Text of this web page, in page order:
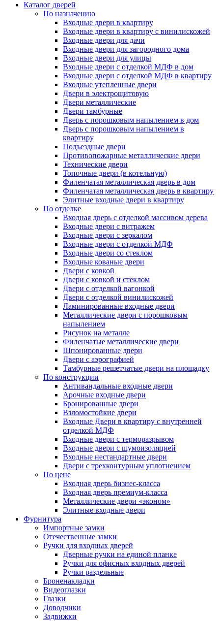
Каталог дверей
По назначению
Входные двери в квартиру
Входные двери в квартиру с винилискожей
Входные двери для дачи
Входные двери для загородного дома
Входные двери для улицы
Входные двери с отделкой МДФ в дом
Входные двери с отделкой МДФ в квартиру
Входные утепленные двери
Двери в электрощитовую
Двери металлические
Двери тамбурные
Дверь с порошковым напылением в дом
Дверь с порошковым напылением в
квартиру
Подъездные двери
Противопожарные металлические двери
Технические двери
Топочные двери (в котельную)
Филенчатая металлическая дверь в дом
Филенчатая металлическая дверь в квартиру
Элитные входные двери в квартиру
По отделке
Входная дверь с отделкой массивом дерева
Входные двери с витражем
Входные двери с зеркалом
Входные двери с отделкой МДФ
Входные двери со стеклом
Входные кованые двери
Двери с ковкой
Двери с ковкой и стеклом
Двери с отделкой вагонкой
Двери с отделкой винилискожей
Ламинированные входные двери
Металлические двери с порошковым
напылением
Рисунок на металле
Филенчатые металлические двери
Шпонированные двери
Двери с аэрографией
Тамбурные решетчатые двери на площадку
По конструкции
Антивандальные входные двери
Арочные входные двери
Бронированные двери
Взломостойкие двери
Входные Двери в квартиру с внутренней
отделкой МДФ
Входные двери с терморазрывом
Входные двери с шумоизоляцией
Входные нестандартные двери
Двери с трехконтурным уплотнением
По цене
Входная дверь бизнес-класса
Входная дверь премиум-класса
Металлические двери «эконом»
Элитные входные двери
Фурнитура
Импортные замки
Отечественные замки
Ручки для входных дверей
Дверные ручки на единой планке
Ручки для офисных входных дверей
Ручки раздельные
Броненакладки
Видеоглазки
Глазки
Доводчики
Задвижки